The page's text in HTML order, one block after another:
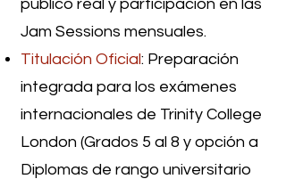
público real y participación en las
Jam Sessions mensuales.
Titulación Oficial: Preparación
integrada para los exámenes
internacionales de Trinity College
London (Grados 5 al 8 y opción a
Diplomas de rango universitario